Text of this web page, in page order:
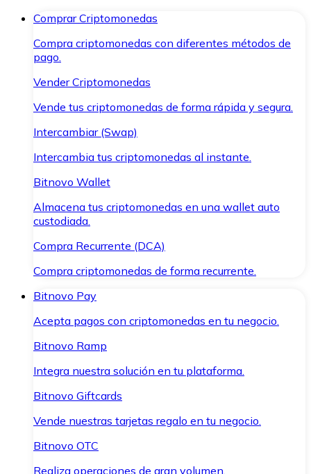
Comprar Criptomonedas
Compra criptomonedas con diferentes métodos de
pago.
Vender Criptomonedas
Vende tus criptomonedas de forma rápida y segura.
Intercambiar (Swap)
Intercambia tus criptomonedas al instante.
Bitnovo Wallet
Almacena tus criptomonedas en una wallet auto
custodiada.
Compra Recurrente (DCA)
Compra criptomonedas de forma recurrente.
Bitnovo Pay
Acepta pagos con criptomonedas en tu negocio.
Bitnovo Ramp
Integra nuestra solución en tu plataforma.
Bitnovo Giftcards
Vende nuestras tarjetas regalo en tu negocio.
Bitnovo OTC
Realiza operaciones de gran volumen.